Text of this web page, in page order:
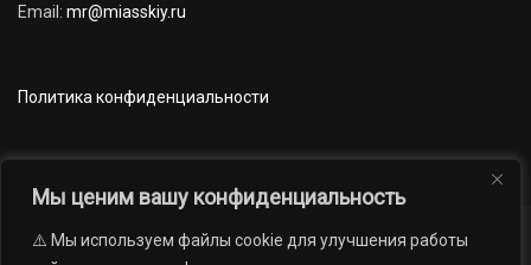
Мы ценим вашу конфиденциальность
⚠️ Мы используем файлы cookie для улучшения работы
Email: mr@miasskiy.ru
Политика конфиденциальности
Новости Наши проекты
Официально